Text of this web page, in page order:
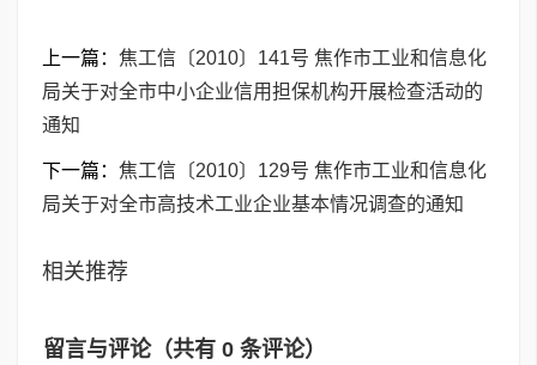
上一篇： 焦工信〔2010〕141号 焦作市工业和信息化
局关于对全市中小企业信用担保机构开展检查活动的
通知
下一篇： 焦工信〔2010〕129号 焦作市工业和信息化
局关于对全市高技术工业企业基本情况调查的通知
相关推荐
留言与评论（共有 0 条评论）